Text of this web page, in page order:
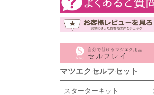
マツエクセルフセット
スターターキット